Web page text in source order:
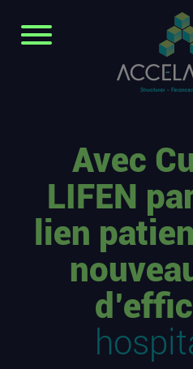
Avec
LIFEN
lien